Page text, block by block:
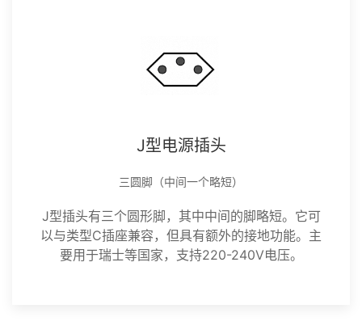
J型电源插头
三圆脚（中间一个略短）
J型插头有三个圆形脚，其中中间的脚略短。它可
以与类型C插座兼容，但具有额外的接地功能。主
要用于瑞士等国家，支持220-240V电压。